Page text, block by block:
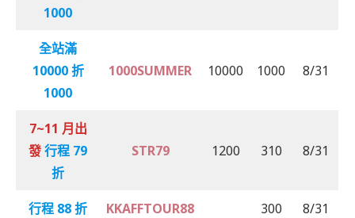
1000
全站滿
10000 折
1000
1000SUMMER 10000 1000 8/31
7~11 月出
發行程 79
折
STR79 1200 310 8/31
行程 88 折 KKAFFTOUR88 300 8/31